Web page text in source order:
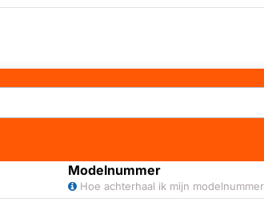
Modelnummer
Hoe achterhaal ik mijn